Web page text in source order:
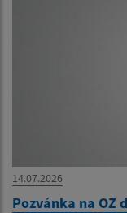
14.07.2026
Pozvánka na OZ